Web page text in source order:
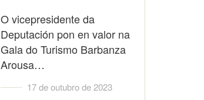
O vicepresidente da
Deputación pon en valor na
Gala do Turismo Barbanza
Arousa…
17 de outubro de 2023